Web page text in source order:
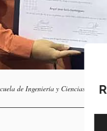
de Ingeniería y Ciencias.